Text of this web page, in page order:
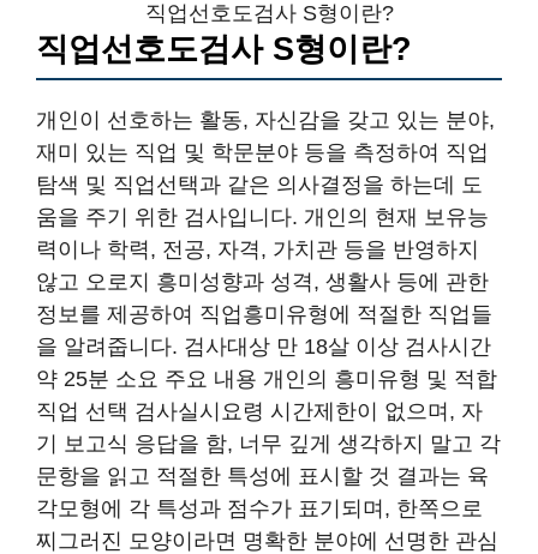
직업선호도검사 S형이란?
직업선호도검사 S형이란?
개인이 선호하는 활동, 자신감을 갖고 있는 분야,
재미 있는 직업 및 학문분야 등을 측정하여 직업
탐색 및 직업선택과 같은 의사결정을 하는데 도
움을 주기 위한 검사입니다. 개인의 현재 보유능
력이나 학력, 전공, 자격, 가치관 등을 반영하지
않고 오로지 흥미성향과 성격, 생활사 등에 관한
정보를 제공하여 직업흥미유형에 적절한 직업들
을 알려줍니다. 검사대상 만 18살 이상 검사시간
약 25분 소요 주요 내용 개인의 흥미유형 및 적합
직업 선택 검사실시요령 시간제한이 없으며, 자
기 보고식 응답을 함, 너무 깊게 생각하지 말고 각
문항을 읽고 적절한 특성에 표시할 것 결과는 육
각모형에 각 특성과 점수가 표기되며, 한쪽으로
찌그러진 모양이라면 명확한 분야에 선명한 관심